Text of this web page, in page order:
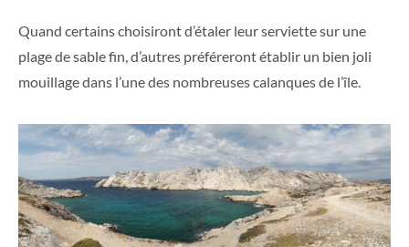
Quand certains choisiront d’étaler leur serviette sur une
plage de sable fin, d’autres préféreront établir un bien joli
mouillage dans l’une des nombreuses calanques de l’île.